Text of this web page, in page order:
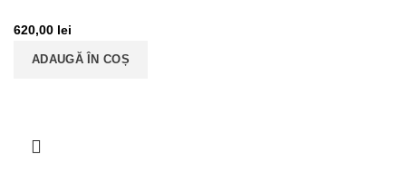
620,00 lei
ADAUGĂ ÎN COȘ